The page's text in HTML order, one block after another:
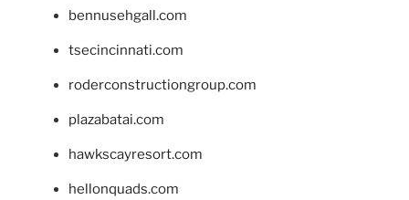
bennusehgall.com
tsecincinnati.com
roderconstructiongroup.com
plazabatai.com
hawkscayresort.com
hellonquads.com